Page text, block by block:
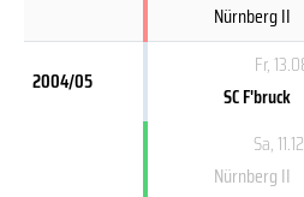
Nürnberg II
2004/05
Fr,
SC F'bruck
Sa,
Nürnberg II